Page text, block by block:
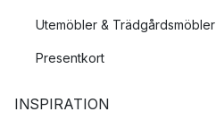
Utemöbler & Trädgårdsmöbler
Presentkort
INSPIRATION